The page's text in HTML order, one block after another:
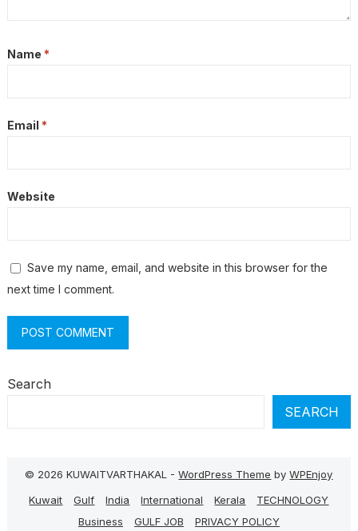
Name *
Email *
Website
Save my name, email, and website in this browser for the
next time I comment.
Search
SEARCH
© 2026 KUWAITVARTHAKAL -WordPress Theme byWPEnjoy
Kuwait
Gulf India International Kerala
TECHNOLOGY
Business
GULF JOB PRIVACY POLICY